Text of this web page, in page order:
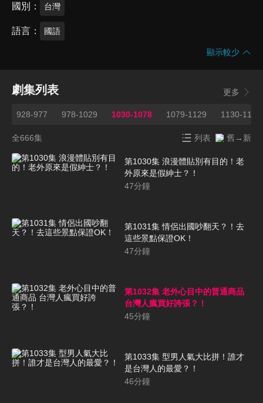
國別 台灣
語言 國語
顯示較少
劇集列表 更多
928-977 978-1029 1030-1078 1079-1129 1130-1181
全666集 列表 舊→新
第1030集 浪漫體貼別有目的！老
外原來是假紳士？！
47分鐘
第1031集 情侶出國吵翻天？！去
這些景點保證OK！
47分鐘
第1032集 老外心目中的普通商品
台灣人瘋買好誇張？！
45分鐘
第1033集 型男人氣大比拼！誰才
是台灣人的最愛？！
46分鐘